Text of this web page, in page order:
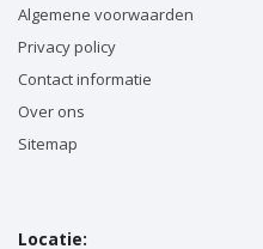
Algemene voorwaarden
Privacy policy
Contact informatie
Over ons
Sitemap
Locatie: